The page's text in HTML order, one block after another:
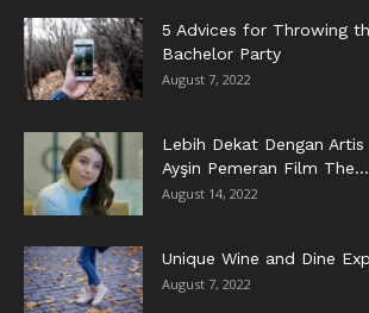
5 Advices for Throwing
Bachelor Party
August 7, 2022
Lebih Dekat Dengan Artis
Ayşin Pemeran Film The...
August 14, 2022
Unique Wine and Dine
August 7, 2022